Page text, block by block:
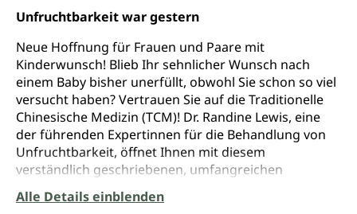
Unfruchtbarkeit war gestern
Neue Hoffnung für Frauen und Paare mit
Kinderwunsch! Blieb Ihr sehnlicher Wunsch nach
einem Baby bisher unerfüllt, obwohl Sie schon so viel
versucht haben? Vertrauen Sie auf die Traditionelle
Chinesische Medizin (TCM)! Dr. Randine Lewis, eine
der führenden Expertinnen für die Behandlung von
Unfruchtbarkeit, öffnet Ihnen mit diesem
verständlich geschriebenen, umfangreichen
Ratgeber die Tür in das Reich der TCM – sei es für die
natürliche Empfängnis oder eine erfolgreiche
Alle Details einblenden